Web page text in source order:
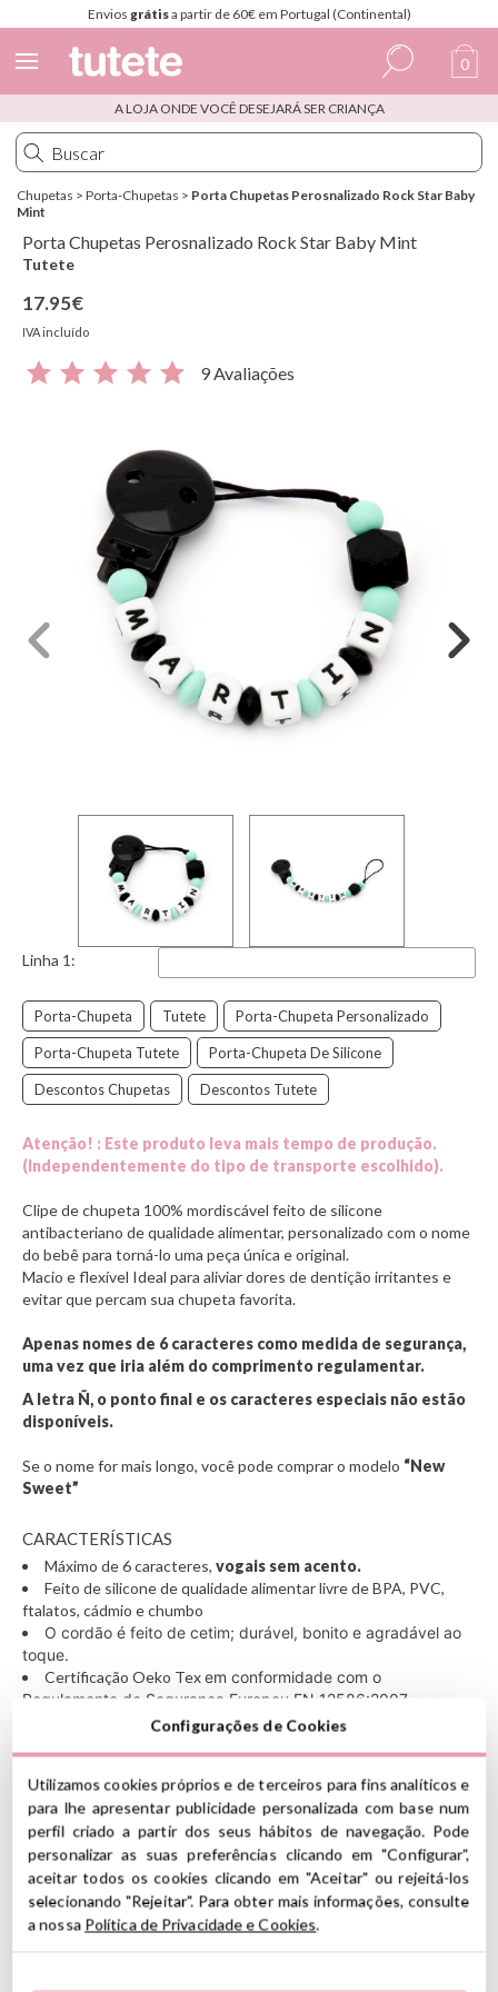
Envios grátisa partir de 60€ em Portugal (Continental)
Espanhol
Italiano
Inglês
Português
0
A LOJA ONDE VOCÊ DESEJARÁ SER CRIANÇA
Chupetas > Porta-Chupetas > Porta Chupetas Perosnalizado Rock Star Baby
Mint
Porta Chupetas Perosnalizado Rock Star Baby Mint
Tutete
17.95€
IVA incluído
9 Avaliações
Linha 1:
Porta-Chupeta Tutete Porta-Chupeta Personalizado
Porta-Chupeta Tutete Porta-Chupeta De Silicone
Descontos Chupetas Descontos Tutete
Atenção! : Este produto leva mais tempo de produção.
(Independentemente do tipo de transporte escolhido).
Clipe de chupeta 100% mordiscável feito de silicone
antibacteriano de qualidade alimentar, personalizado com o nome
do bebê para torná-lo uma peça única e original.
Macio e flexível Ideal para aliviar dores de dentição irritantes e
evitar que percam sua chupeta favorita.
Apenas nomes de 6 caracteres como medida de segurança,
uma vez que iria além do comprimento regulamentar.
A letra Ñ, o ponto final e os caracteres especiais não estão
disponíveis.
Se o nome for mais longo, você pode comprar o modelo “New
Sweet”
CARACTERÍSTICAS
Máximo de 6 caracteres, vogais sem acento.
Feito de silicone de qualidade alimentar livre de BPA, PVC,
ftalatos, cádmio e chumbo
O cordão é feito de cetim; durável, bonito e agradável ao
toque.
Certificação Oeko Texem conformidade com o
Regulamento de Segurança Europeu EN 12586:2007
Fabricado na Espanha
IMPORTANTE: As chupetas estão em conformidade com a
norma europeia DIN EN 12586. Não pode exceder 220 mm
de comprimento (sem contar o clipe).
Um clipe de chupeta não é um brinquedo
Por favor, não deixe seu filho dormir Em seu berço com
ele
bebê.
Configurações de Cookies
Utilizamos cookies próprios e de terceiros para fins analíticos e
para lhe apresentar publicidade personalizada com base num
perfil criado a partir dos seus hábitos de navegação. Pode
personalizar as suas preferências clicando em "Configurar",
aceitar todos os cookies clicando em "Aceitar" ou rejeitá-los
selecionando "Rejeitar". Para obter mais informações, consulte
a nossa Política de Privacidade e Cookies.